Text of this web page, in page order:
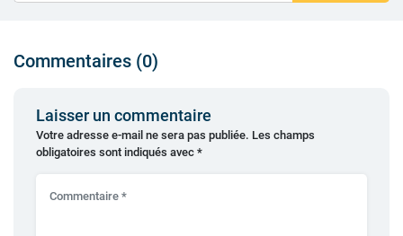
Commentaires (0)
Laisser un commentaire
Votre adresse e-mail ne sera pas publiée. Les champs
obligatoires sont indiqués avec *